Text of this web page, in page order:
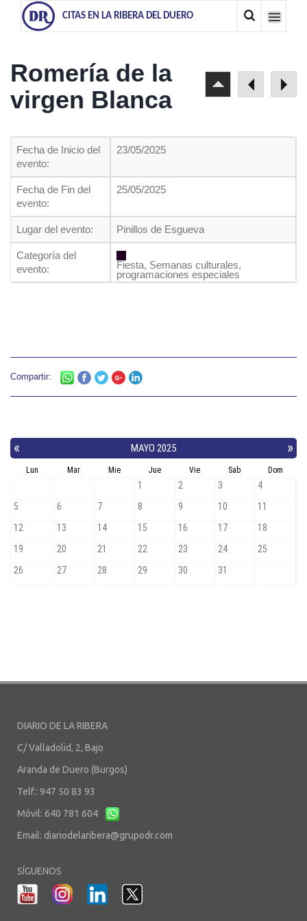
CITAS EN LA RIBERA DEL DUERO
Romería de la
virgen Blanca
Fecha de Inicio del
evento:
23/05/2025
Fecha de Fin del
evento:
25/05/2025
Lugar del evento: Pinillos de Esgueva
Categoría del
evento:
Fiesta, Semanas culturales,
programaciones especiales
Compartir:
DIARIO DE LA RIBERA
C/ Valladolid, 2, Bajo
Aranda de Duero (Burgos)
Telf.: 947 50 83 93
Móvil: 640 781 604
Email: diariodelaribera@grupodr.com
SÍGUENOS